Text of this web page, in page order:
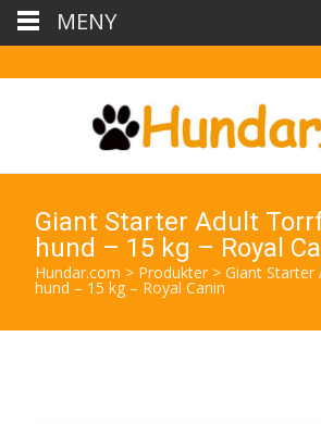
Giant Starter Adult
hund – 15 kg – Royal
Hundar.com > Produkter > Giant
hund – 15 kg – Royal Canin
MENY